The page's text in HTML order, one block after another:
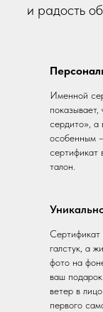
и радость
Именной
сердито», а
особенным
сертификат
талон.
Сертификат
галстук, а
фото на
ваш
ветер в
первого